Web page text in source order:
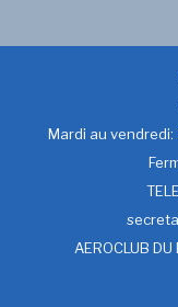
Mardi au vendredi:
AEROCLUB